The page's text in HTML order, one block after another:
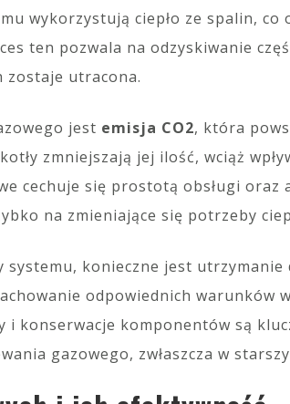
wykorzystują ciepło ze spalin, co
ten pozwala na odzyskiwanie
zostaje utracona.
jest emisja CO2, która
zmniejszają jej ilość, wciąż
cechuje się prostotą obsługi oraz
na zmieniające się potrzeby
konieczne jest utrzymanie
odpowiednich warunków
i konserwacje komponentów są
gazowego, zwłaszcza w